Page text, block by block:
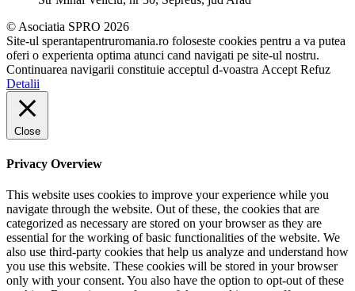
© Asociatia SPRO 2026
Site-ul sperantapentruromania.ro foloseste cookies pentru a va putea
oferi o experienta optima atunci cand navigati pe site-ul nostru.
Continuarea navigarii constituie acceptul d-voastra Accept Refuz
Detalii
Close
Privacy Overview
This website uses cookies to improve your experience while you
navigate through the website. Out of these, the cookies that are
categorized as necessary are stored on your browser as they are
essential for the working of basic functionalities of the website. We
also use third-party cookies that help us analyze and understand how
you use this website. These cookies will be stored in your browser
only with your consent. You also have the option to opt-out of these